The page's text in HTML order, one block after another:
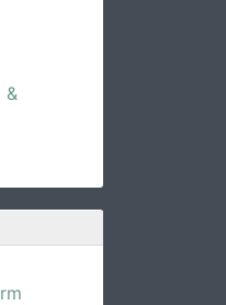
&